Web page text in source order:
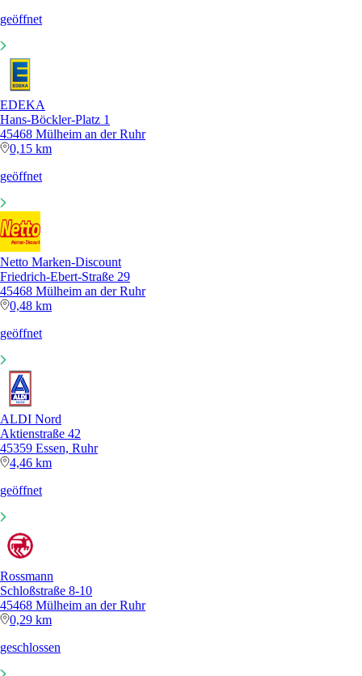
geöffnet
EDEKA
Hans-Böckler-Platz 1
45468 Mülheim an der Ruhr
0,15 km
geöffnet
Netto Marken-Discount
Friedrich-Ebert-Straße 29
45468 Mülheim an der Ruhr
0,48 km
geöffnet
ALDI Nord
Aktienstraße 42
45359 Essen, Ruhr
4,46 km
geöffnet
Rossmann
Schloßstraße 8-10
45468 Mülheim an der Ruhr
0,29 km
geschlossen